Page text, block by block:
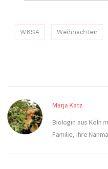
WKSA Weihnachten
Marja Katz
Biologin aus Köln
Familie, ihre